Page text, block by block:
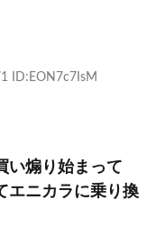
ID:EON7c7IsM
い煽り始まって
エニカラに乗り換